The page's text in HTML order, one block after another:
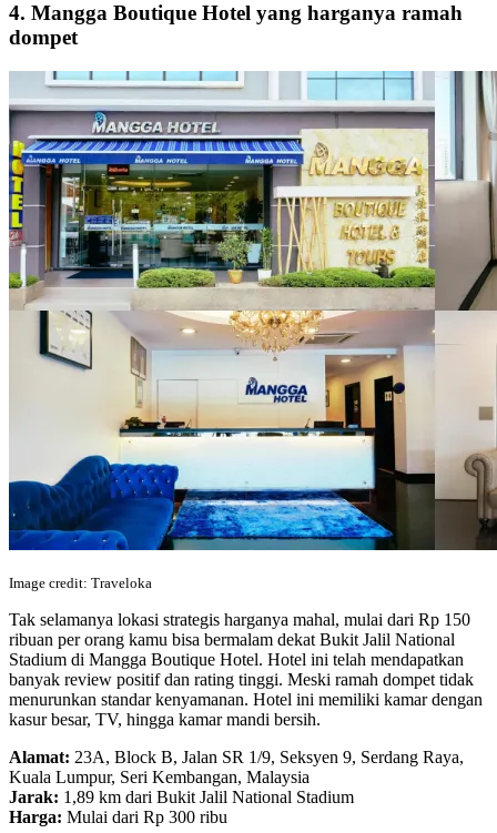
4. Mangga Boutique Hotel yang harganya ramah
dompet
Image credit: Traveloka
Tak selamanya lokasi strategis harganya mahal, mulai dari Rp 150
ribuan per orang kamu bisa bermalam dekat Bukit Jalil National
Stadium di Mangga Boutique Hotel. Hotel ini telah mendapatkan
banyak review positif dan rating tinggi. Meski ramah dompet tidak
menurunkan standar kenyamanan. Hotel ini memiliki kamar dengan
kasur besar, TV, hingga kamar mandi bersih.
Alamat: 23A, Block B, Jalan SR 1/9, Seksyen 9, Serdang Raya,
Kuala Lumpur, Seri Kembangan, Malaysia
Jarak: 1,89 km dari Bukit Jalil National Stadium
Harga: Mulai dari Rp 300 ribu